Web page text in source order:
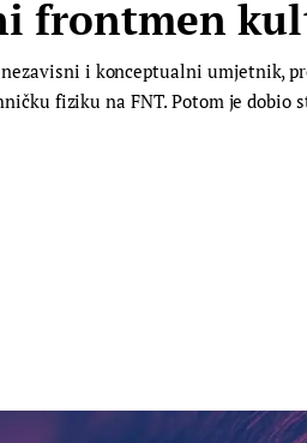
frontmen
i konceptualni umjetnik,
fiziku na FNT. Potom je dobio